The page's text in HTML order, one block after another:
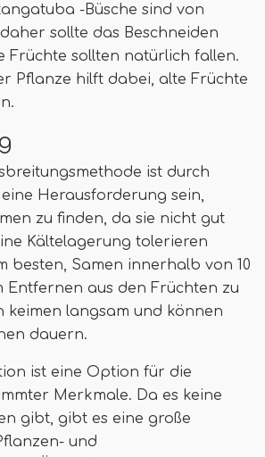
-Büsche sind von
sollte das Beschneiden
Früchte sollten natürlich fallen.
Pflanze hilft dabei, alte Früchte
ist durch
Herausforderung sein,
zu finden, da sie nicht gut
Kältelagerung tolerieren
besten, Samen innerhalb von 10
Entfernen aus den Früchten zu
keimen langsam und können
dauern.
ist eine Option für die
Merkmale. Da es keine
gibt, gibt es eine große
und